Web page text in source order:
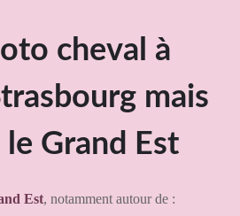
cheval à
mais
le Grand Est
Est, notamment autour de :